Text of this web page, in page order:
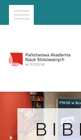
Strona główna
Przejdź do
Przejdź do menu